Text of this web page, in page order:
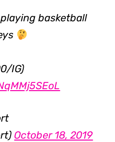
basketball
IG)
October 18, 2019